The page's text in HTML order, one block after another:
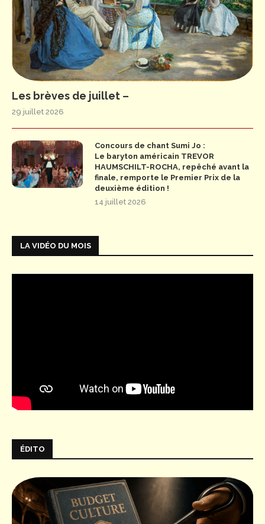
Les brèves de juillet –
29 juillet 2026
Concours de chant Sumi Jo :
Le baryton américain TREVOR
HAUMSCHILT-ROCHA, repêché avant la
finale, remporte le Premier Prix de la
deuxième édition !
14 juillet 2026
LA VIDÉO DU MOIS
ÉDITO